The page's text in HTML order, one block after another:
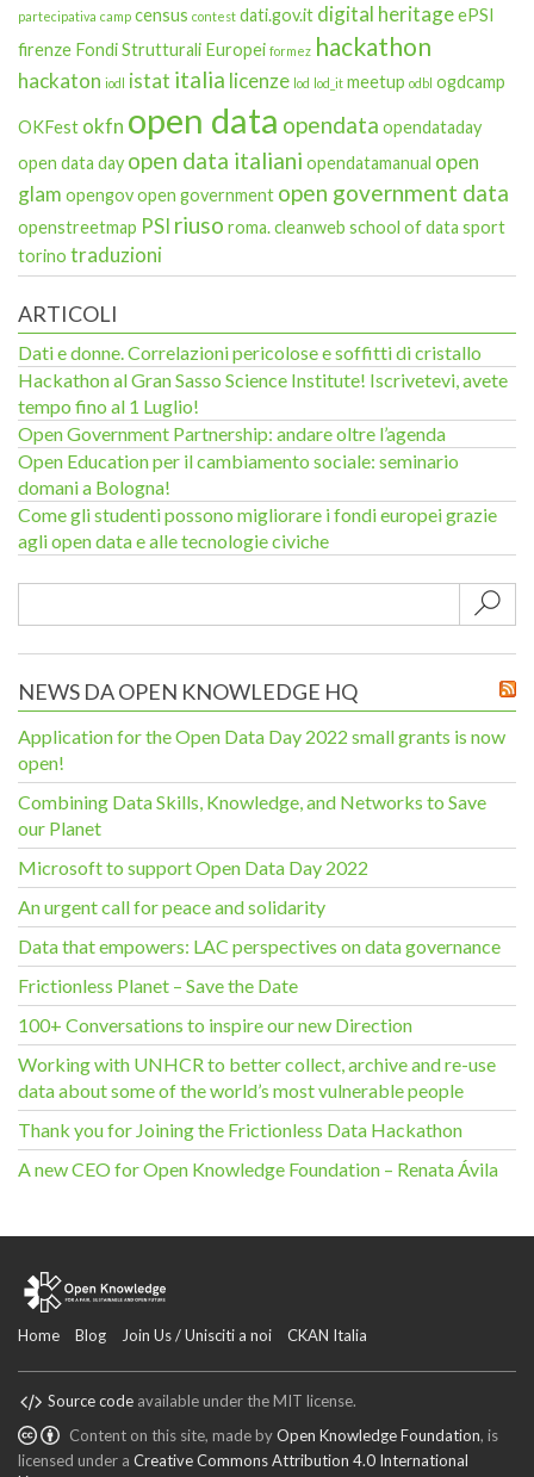
partecipativa camp census contest dati.gov.it digital heritageePSI
firenze Fondi Strutturali Europei formez hackathon
hackaton iodl istat italia licenze lod lod_it meetup odbl ogdcamp
OKFest okfn open data opendata opendataday
open data day open data italiani opendatamanual open
glam opengovopen government open government data
openstreetmap PSI riuso roma. cleanweb school of data sport
torino traduzioni
ARTICOLI
Dati e donne. Correlazioni pericolose e soffitti di cristallo
Hackathon al Gran Sasso Science Institute! Iscrivetevi, avete
tempo fino al 1 Luglio!
Open Government Partnership: andare oltre l’agenda
Open Education per il cambiamento sociale: seminario
domani a Bologna!
Come gli studenti possono migliorare i fondi europei grazie
agli open data e alle tecnologie civiche
NEWS DA OPEN KNOWLEDGE HQ
Application for the Open Data Day 2022 small grants is now
open!
Combining Data Skills, Knowledge, and Networks to Save
our Planet
Microsoft to support Open Data Day 2022
An urgent call for peace and solidarity
Data that empowers: LAC perspectives on data governance
Frictionless Planet – Save the Date
100+ Conversations to inspire our new Direction
Working with UNHCR to better collect, archive and re-use
data about some of the world’s most vulnerable people
Thank you for Joining the Frictionless Data Hackathon
A new CEO for Open Knowledge Foundation – Renata Ávila
Home Blog Join Us / Unisciti a noi CKAN Italia
Source code available under the MIT license.
Content on this site, made byOpen Knowledge Foundation, is
licensed under a Creative Commons Attribution 4.0 International